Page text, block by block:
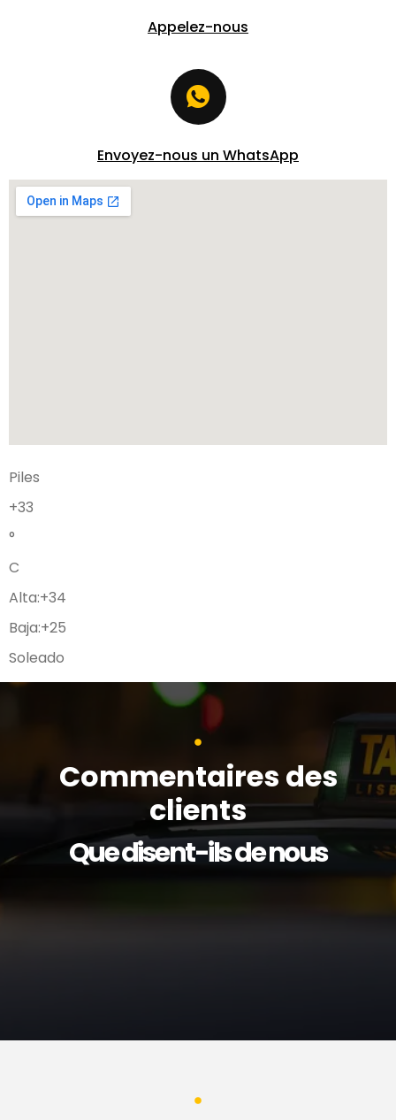
Appelez-nous
Envoyez-nous un WhatsApp
Piles
+33
°
C
Alta:+34
Baja:+25
Soleado
Commentaires des
clients
Que disent-ils de nous